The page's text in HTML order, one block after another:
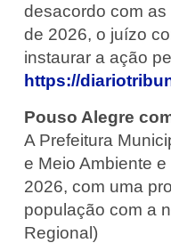
desacordo com
de 2026, o juízo
instaurar a ação
https://
Pouso Alegre
A Prefeitura
e Meio Ambiente
2026, com uma
população com a
Regional)